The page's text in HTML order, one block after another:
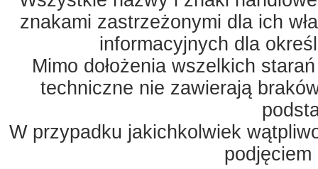
znakami zastrzeżonymi dla ich
informacyjnych dla
Mimo dołożenia wszelkich
techniczne nie zawierają
W przypadku jakichkolwiek